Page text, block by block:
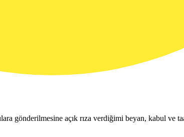
gönderilmesine açık rıza verdiğimi beyan, kabul ve